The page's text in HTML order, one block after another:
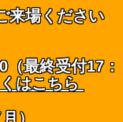
来場ください
（最終受付17：
はこちら
）